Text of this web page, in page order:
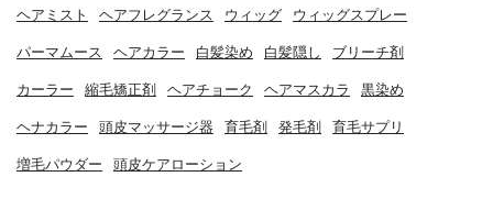
ヘアミスト ヘアフレグランス ウィッグ ウィッグスプレー
パーマムース ヘアカラー 白髪染め 白髪隠し ブリーチ剤
カーラー 縮毛矯正剤 ヘアチョーク ヘアマスカラ 黒染め
ヘナカラー 頭皮マッサージ器 育毛剤 発毛剤 育毛サプリ
増毛パウダー 頭皮ケアローション